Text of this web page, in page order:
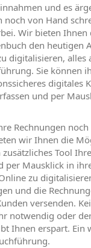
und es
noch von Hand
Wir bieten
den heutigen
digitalisieren, alles
Sie können
digitales
und per
Rechnungen
wir Ihnen die
Tool
per Mausklick in
zu
und die
versenden.
notwendig oder
Ihnen erspart. Ein